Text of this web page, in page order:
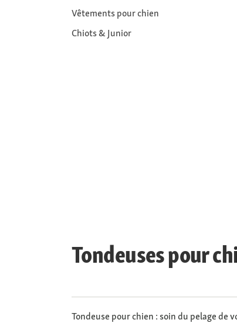
Vêtements pour chien
Chiots & Junior
Tondeuses pour
Tondeuse pour chien : soin du pelage de